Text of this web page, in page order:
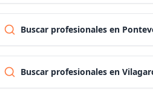
Segovia
Buscar profesionales en
Buscar profesionales en